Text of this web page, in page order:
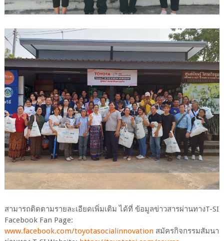
สามารถติดตามรายละเอียดเพิ่มเติม ได้ที่ ข้อมูลข่าวสารผ่านทางT-SI
Facebook Fan Page:
www.facebook.com/toyotasocialinnovationสมัครกิจกรรมสัมนา